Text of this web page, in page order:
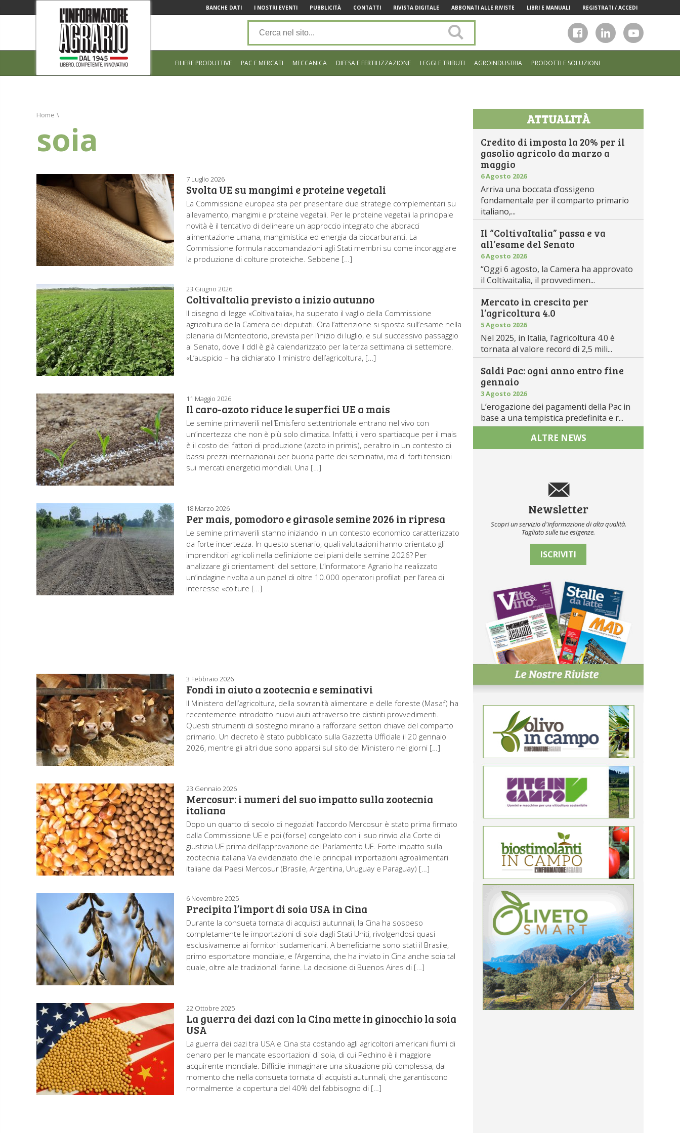
BANCHE DATI I NOSTRI EVENTI PUBBLICITÀ CONTATTI RIVISTA DIGITALE ABBONATI ALLE RIVISTE LIBRI E MANUALI REGISTRATI / ACCEDI
sito
FILIERE PRODUTTIVE PAC E MERCATI MECCANICA DIFESA E FERTILIZZAZIONE LEGGI E TRIBUTI AGROINDUSTRIA PRODOTTI E SOLUZIONI
Home \
soia
7 Luglio 2026
Svolta UE su mangimi e proteine vegetali
La Commissione europea sta per presentare due strategie complementari su
allevamento, mangimi e proteine vegetali. Per le proteine vegetali la principale
novità è il tentativo di delineare un approccio integrato che abbracci
alimentazione umana, mangimistica ed energia da biocarburanti. La
Commissione formula raccomandazioni agli Stati membri su come incoraggiare
la produzione di colture proteiche. Sebbene […]
23 Giugno 2026
ColtivaItalia previsto a inizio autunno
Il disegno di legge «ColtivaItalia», ha superato il vaglio della Commissione
agricoltura della Camera dei deputati. Ora l’attenzione si sposta sull’esame nella
plenaria di Montecitorio, prevista per l’inizio di luglio, e sul successivo passaggio
al Senato, dove il ddl è già calendarizzato per la terza settimana di settembre.
«L’auspicio – ha dichiarato il ministro dell’agricoltura, […]
11 Maggio 2026
Il caro-azoto riduce le superfici UE a mais
Le semine primaverili nell’Emisfero settentrionale entrano nel vivo con
un’incertezza che non è più solo climatica. Infatti, il vero spartiacque per il mais
è il costo dei fattori di produzione (azoto in primis), peraltro in un contesto di
bassi prezzi internazionali per buona parte dei seminativi, ma di forti tensioni
sui mercati energetici mondiali. Una […]
18 Marzo 2026
Per mais, pomodoro e girasole semine 2026 in ripresa
Le semine primaverili stanno iniziando in un contesto economico caratterizzato
da forte incertezza. In questo scenario, quali valutazioni hanno orientato gli
imprenditori agricoli nella definizione dei piani delle semine 2026? Per
analizzare gli orientamenti del settore, L’Informatore Agrario ha realizzato
un’indagine rivolta a un panel di oltre 10.000 operatori profilati per l’area di
interesse «colture […]
3 Febbraio 2026
Fondi in aiuto a zootecnia e seminativi
Il Ministero dell’agricoltura, della sovranità alimentare e delle foreste (Masaf) ha
recentemente introdotto nuovi aiuti attraverso tre distinti provvedimenti.
Questi strumenti di sostegno mirano a rafforzare settori chiave del comparto
primario. Un decreto è stato pubblicato sulla Gazzetta Ufficiale il 20 gennaio
2026, mentre gli altri due sono apparsi sul sito del Ministero nei giorni […]
23 Gennaio 2026
Mercosur: i numeri del suo impatto sulla zootecnia
italiana
Dopo un quarto di secolo di negoziati l’accordo Mercosur è stato prima firmato
dalla Commissione UE e poi (forse) congelato con il suo rinvio alla Corte di
giustizia UE prima dell’approvazione del Parlamento UE. Forte impatto sulla
zootecnia italiana Va evidenziato che le principali importazioni agroalimentari
italiane dai Paesi Mercosur (Brasile, Argentina, Uruguay e Paraguay) […]
6 Novembre 2025
Precipita l’import di soia USA in Cina
Durante la consueta tornata di acquisti autunnali, la Cina ha sospeso
completamente le importazioni di soia dagli Stati Uniti, rivolgendosi quasi
esclusivamente ai fornitori sudamericani. A beneficiarne sono stati il Brasile,
primo esportatore mondiale, e l’Argentina, che ha inviato in Cina anche soia tal
quale, oltre alle tradizionali farine. La decisione di Buenos Aires di […]
22 Ottobre 2025
La guerra dei dazi con la Cina mette in ginocchio la soia
USA
La guerra dei dazi tra USA e Cina sta costando agli agricoltori americani fiumi di
denaro per le mancate esportazioni di soia, di cui Pechino è il maggiore
acquirente mondiale. Difficile immaginare una situazione più complessa, dal
momento che nella consueta tornata di acquisti autunnali, che garantiscono
normalmente la copertura del 40% del fabbisogno di […]
ATTUALITÀ
Credito di imposta la 20% per il
gasolio agricolo da marzo a
maggio
6 Agosto 2026
Arriva una boccata d’ossigeno
fondamentale per il comparto primario
italiano,...
Il “ColtivaItalia” passa e va
all’esame del Senato
6 Agosto 2026
“Oggi 6 agosto, la Camera ha approvato
il Coltivaitalia, il provvedimen...
Mercato in crescita per
l’agricoltura 4.0
5 Agosto 2026
Nel 2025, in Italia, l’agricoltura 4.0 è
tornata al valore record di 2,5 mili...
Saldi Pac: ogni anno entro fine
gennaio
3 Agosto 2026
L’erogazione dei pagamenti della Pac in
base a una tempistica predefinita e r...
ALTRE NEWS
Newsletter
Scopri un servizio d'informazione di alta qualità.
Tagliato sulle tue esigenze.
ISCRIVITI